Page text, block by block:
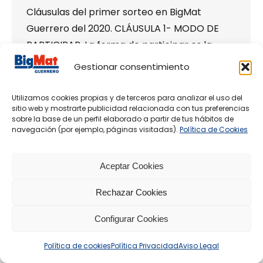
Gestionar consentimiento
Utilizamos cookies propias y de terceros para analizar el uso del
sitio web y mostrarte publicidad relacionada con tus preferencias
sobre la base de un perfil elaborado a partir de tus hábitos de
navegación (por ejemplo, páginas visitadas). Política de Cookies
Aceptar Cookies
Rechazar Cookies
Configurar Cookies
Política de cookiesPolítica PrivacidadAviso Legal
Cláusulas del primer sorteo en BigMat
Guerrero del 2020. CLÁUSULA 1- MODO DE
PARTICIPAR. La forma de participar es la
siguiente: En primer lugar, ser particular. En
segundo lugar, realizar una compra igual o
superior a 50 euros en nuestras instalaciones
de Coín – Alhaurín, s/n. Km. 1 Puente Barrero
(Málaga). Por último, introducir en…
Copyright 2025 ® BigMat Guerrero -Aviso Legal